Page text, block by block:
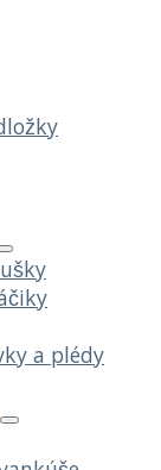
a plédy